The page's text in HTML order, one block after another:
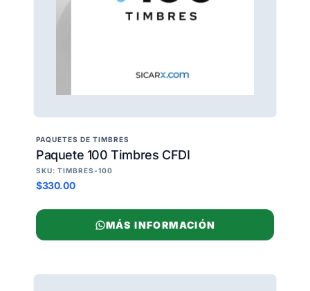
PAQUETES DE TIMBRES
Paquete 100 Timbres CFDI
SKU: TIMBRES-100
$330.00
MÁS INFORMACIÓN